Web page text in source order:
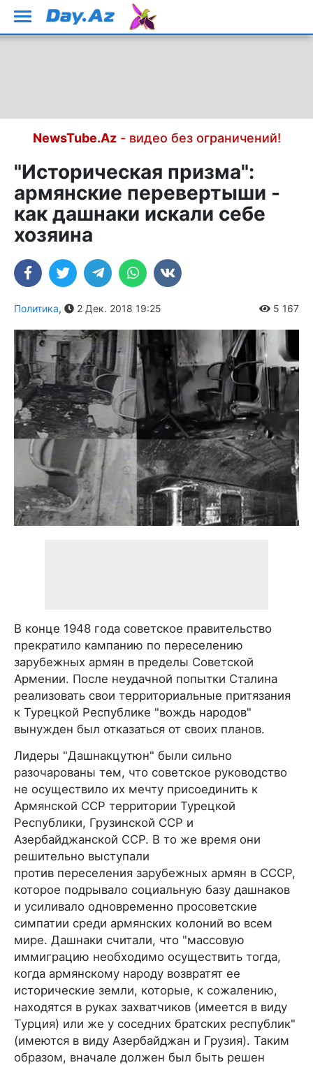
NewsTube.Az- видео без ограничений!
"Историческая призма":
армянские перевертыши -
как дашнаки искали себе
хозяина
Политика, 2 Дек. 2018 19:25 5 167
В конце 1948 года советское правительство
прекратило кампанию по переселению
зарубежных армян в пределы Советской
Армении. После неудачной попытки Сталина
реализовать свои территориальные притязания
к Турецкой Республике "вождь народов"
вынужден был отказаться от своих планов.
Лидеры "Дашнакцутюн" были сильно
разочарованы тем, что советское руководство
не осуществило их мечту присоединить к
Армянской ССР территории Турецкой
Республики, Грузинской ССР и
Азербайджанской ССР. В то же время они
решительно выступали
против переселения зарубежных армян в СССР,
которое подрывало социальную базу дашнаков
и усиливало одновременно просоветские
симпатии среди армянских колоний во всем
мире. Дашнаки считали, что "массовую
иммиграцию необходимо осуществить тогда,
когда армянскому народу возвратят ее
исторические земли, которые, к сожалению,
находятся в руках захватчиков (имеется в виду
Турция) или же у соседних братских республик"
(имеются в виду Азербайджан и Грузия). Таким
образом, вначале должен был быть решен